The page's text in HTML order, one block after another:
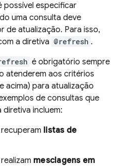
possível especificar
uma consulta deve
de atualização. Para isso,
a diretiva @refresh .
é obrigatório sempre
atenderem aos critérios
acima) para atualização
de consultas que
diretiva incluem:
listas de
mesclagens em